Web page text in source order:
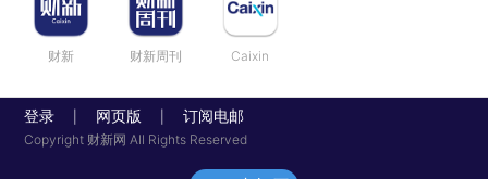
财新 财新周刊 Caixin
登录 网页版 订阅电邮
Copyright 财新网 All Rights Reserved